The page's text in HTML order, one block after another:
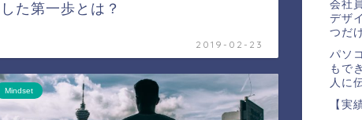
した第一歩とは？
2019-02-23
Mindset
会社
デザ
つだ
パソ
もで
人に
【実